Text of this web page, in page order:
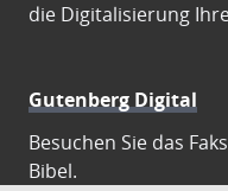
die Digitalisierung
Gutenberg Digital
Besuchen Sie das
Bibel.